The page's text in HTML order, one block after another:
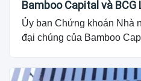
Bamboo Capital và BCG
Ủy ban Chứng khoán Nhà
đại chúng của Bamboo